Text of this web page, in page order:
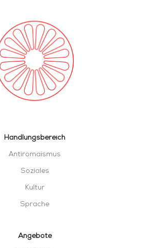
Handlungsbereich
Antiromaismus
Soziales
Kultur
Sprache
Angebote